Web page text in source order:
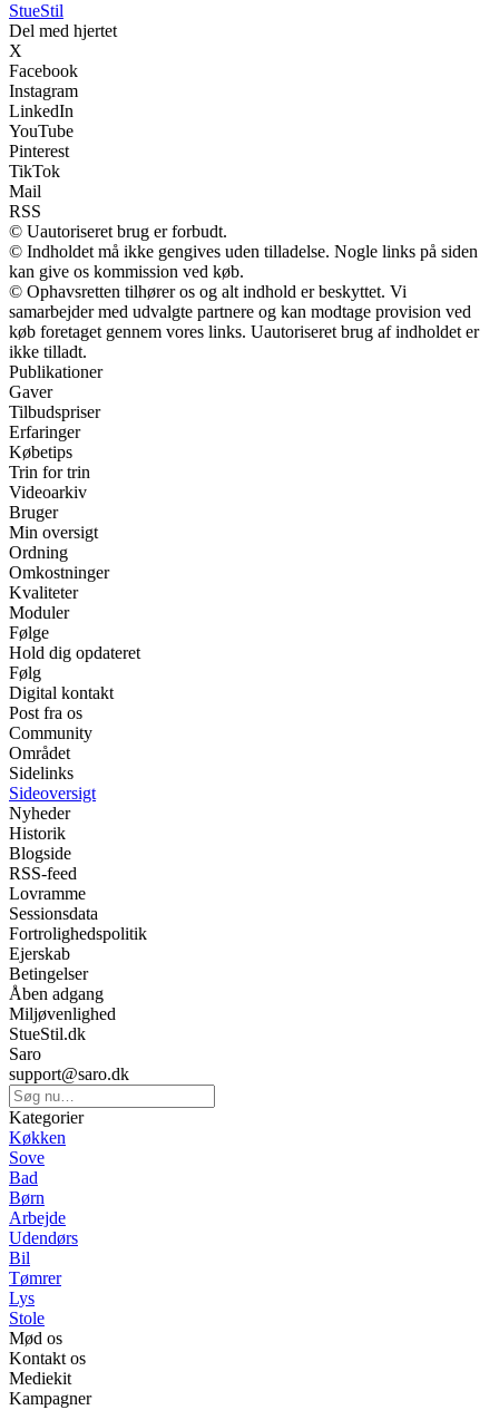
StueStil
Del med hjertet
X
Facebook
Instagram
LinkedIn
YouTube
Pinterest
TikTok
Mail
RSS
© Uautoriseret brug er forbudt.
© Indholdet må ikke gengives uden tilladelse. Nogle links på siden
kan give os kommission ved køb.
© Ophavsretten tilhører os og alt indhold er beskyttet. Vi
samarbejder med udvalgte partnere og kan modtage provision ved
køb foretaget gennem vores links. Uautoriseret brug af indholdet er
ikke tilladt.
Publikationer
Gaver
Tilbudspriser
Erfaringer
Købetips
Trin for trin
Videoarkiv
Bruger
Min oversigt
Ordning
Omkostninger
Kvaliteter
Moduler
Følge
Hold dig opdateret
Følg
Digital kontakt
Post fra os
Community
Området
Sidelinks
Sideoversigt
Nyheder
Historik
Blogside
RSS-feed
Lovramme
Sessionsdata
Fortrolighedspolitik
Ejerskab
Betingelser
Åben adgang
Miljøvenlighed
StueStil.dk
Saro
support@saro.dk
Kategorier
Køkken
Sove
Bad
Børn
Arbejde
Udendørs
Bil
Tømrer
Lys
Stole
Mød os
Kontakt os
Mediekit
Kampagner